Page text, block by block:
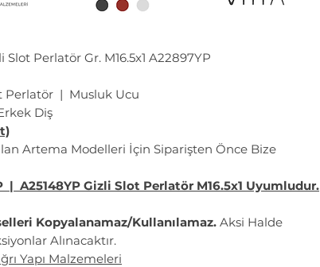
Slot Perlatör Gr. M16.5x1 A22897YP
Perlatör | Musluk Ucu
Diş
Artema Modelleri İçin Siparişten Önce Bize
| A25148YP Gizli Slot Perlatör M16.5x1 Uyumludur.
Kopyalanamaz/Kullanılamaz. Aksi Halde
Alınacaktır.
Yapı Malzemeleri